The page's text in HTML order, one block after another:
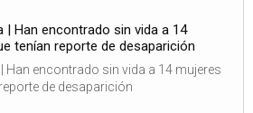
| Han encontrado sin vida a 14
tenían reporte de desaparición
| Han encontrado sin vida a 14 mujeres
de desaparición